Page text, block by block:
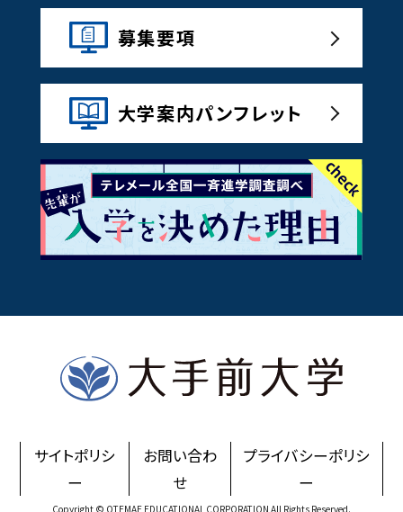
募集要項
大学案内パンフレット
サイトポリシ
ー
お問い合わ
せ
プライバシーポリシ
ー
Copyright © OTEMAE EDUCATIONAL CORPORATION All Rights Reserved.